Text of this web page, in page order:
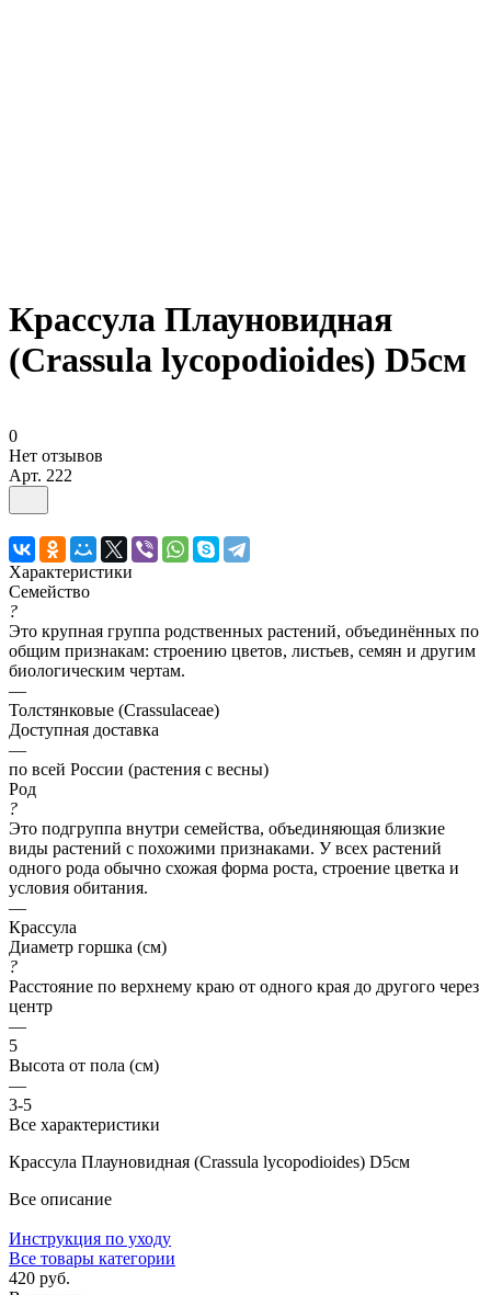
Крассула Плауновидная
(Crassula lycopodioides) D5см
0
Нет отзывов
Арт. 222
Характеристики
Семейство
?
Это крупная группа родственных растений, объединённых по
общим признакам: строению цветов, листьев, семян и другим
биологическим чертам.
—
Толстянковые (Crassulaceae)
Доступная доставка
—
по всей России (растения с весны)
Род
?
Это подгруппа внутри семейства, объединяющая близкие
виды растений с похожими признаками. У всех растений
одного рода обычно схожая форма роста, строение цветка и
условия обитания.
—
Крассула
Диаметр горшка (см)
?
Расстояние по верхнему краю от одного края до другого через
центр
—
5
Высота от пола (см)
—
3-5
Все характеристики
Крассула Плауновидная (Crassula lycopodioides) D5см
Все описание
Инструкция по уходу
Все товары категории
420 руб.